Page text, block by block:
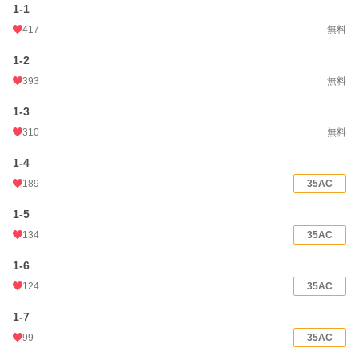
1-1
417 無料
1-2
393 無料
1-3
310 無料
1-4
189 35AC
1-5
134 35AC
1-6
124 35AC
1-7
99 35AC